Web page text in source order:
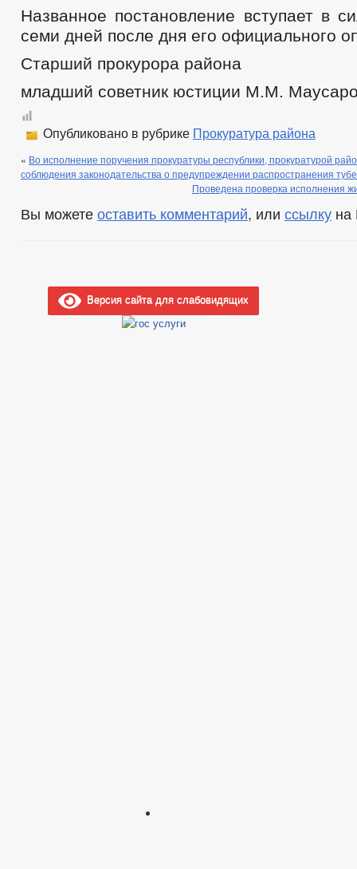
Названное постановление вступает в
семи дней после дня его официального
Старший прокурора района
младший советник юстиции М.М.
Опубликовано в рубрике Прокуратура района
« Во исполнение поручения прокуратуры республики, прокуратурой
соблюдения законодательства о предупреждении распространения
Проведена проверка исполнения
Вы можете оставить комментарий, или ссылку на
Версия сайта для слабовидящих